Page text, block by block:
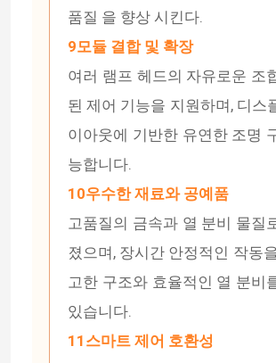
네온사인 신축성 스트립 불빛
실리콘 네온사인 스트립 라이트
지평선 선형 광
내각 주도하는 스트립 라이트 하에
LED 보석 빛
품질 을 향상 시킨다.
9모듈 결합 및 확장
여러 램프 헤드의 자유로운 조
된 제어 기능을 지원하며, 디스
이아웃에 기반한 유연한 조명
능합니다.
10우수한 재료와 공예품
고품질의 금속과 열 분비 물질
졌으며, 장시간 안정적인 작동
고한 구조와 효율적인 열 분비
있습니다.
11스마트 제어 호환성